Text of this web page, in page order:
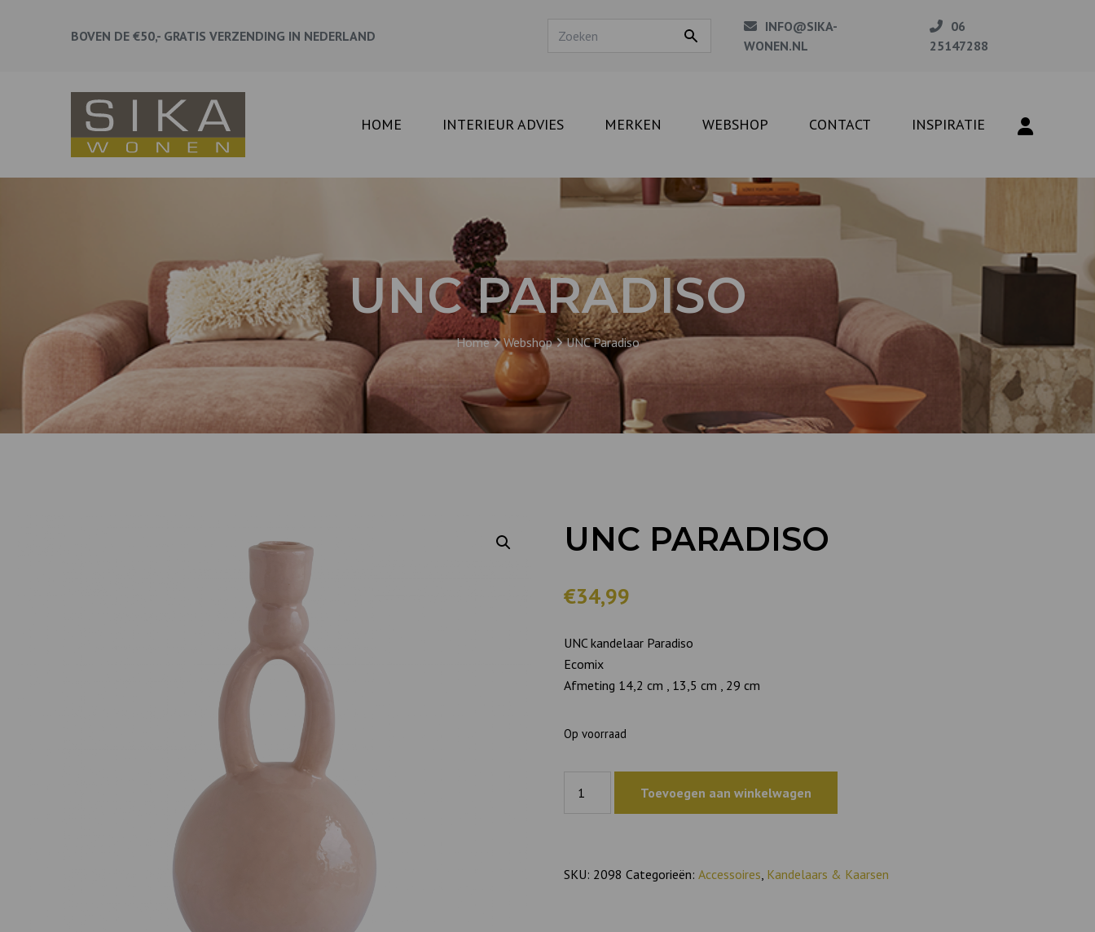
BOVEN DE €50,- GRATIS VERZENDING IN NEDERLAND
INFO@SIKA-
WONEN.NL
06
25147288
HOME INTERIEUR ADVIES MERKEN WEBSHOP CONTACT INSPIRATIE
UNC PARADISO
Home Webshop UNC Paradiso
UNC PARADISO
€34,99
UNC kandelaar Paradiso
Ecomix
Afmeting 14,2 cm , 13,5 cm , 29 cm
Op voorraad
Paradiso
Toevoegen aan winkelwagen
SKU: 2098 Categorieën: Accessoires, Kandelaars & Kaarsen